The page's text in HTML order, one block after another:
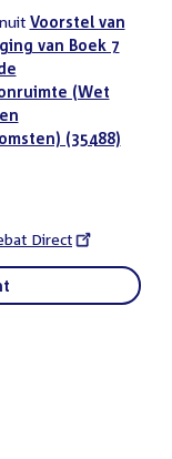
Voorstel van
van Boek 7
(Wet
(35488)
Direct